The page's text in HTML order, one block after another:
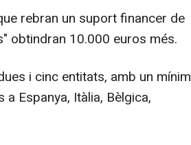
rebran un suport financer de
obtindran 10.000 euros més.
i cinc entitats, amb un mínim
Espanya, Itàlia, Bèlgica,